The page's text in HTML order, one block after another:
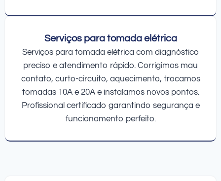
Serviços para tomada elétrica
Serviços para tomada elétrica com diagnóstico
preciso e atendimento rápido. Corrigimos mau
contato, curto-circuito, aquecimento, trocamos
tomadas 10A e 20A e instalamos novos pontos.
Profissional certificado garantindo segurança e
funcionamento perfeito.